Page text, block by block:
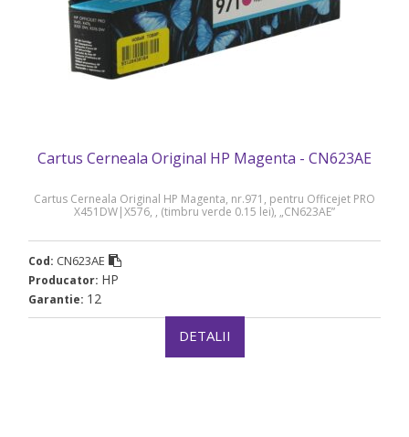
Cartus Cerneala Original HP Magenta - CN623AE
Cartus Cerneala Original HP Magenta, nr.971, pentru Officejet PRO
X451DW|X576, , (timbru verde 0.15 lei), „CN623AE”
Cod: CN623AE
Producator: HP
Garantie: 12
DETALII